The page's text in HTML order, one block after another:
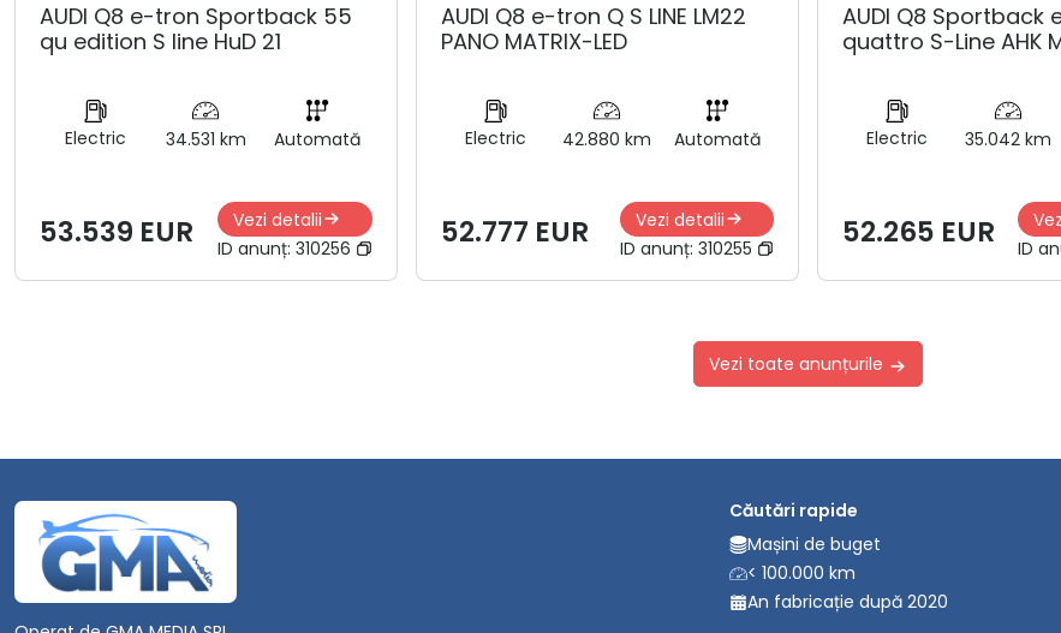
AUDI Q8 e-tron Sportback 55
qu edition S line HuD 21
Electric 34.531 km Automată
53.539 EUR
Vezi detalii
ID anunț: 310256
AUDI Q8 e-tron Q S LINE LM22
PANO MATRIX-LED
Electric 42.880 km Automată
52.777 EUR
Vezi detalii
ID anunț: 310255
AUDI Q8 Sportback
quattro S-Line AHK
Electric 35.042 km
52.265 EUR
ID
Vezi toate anunțurile
Căutări rapide
Mașini de buget
< 100.000 km
An fabricație după 2020